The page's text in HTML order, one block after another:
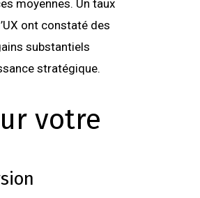
moyennes. Un taux
ont constaté des
substantiels
stratégique.
votre